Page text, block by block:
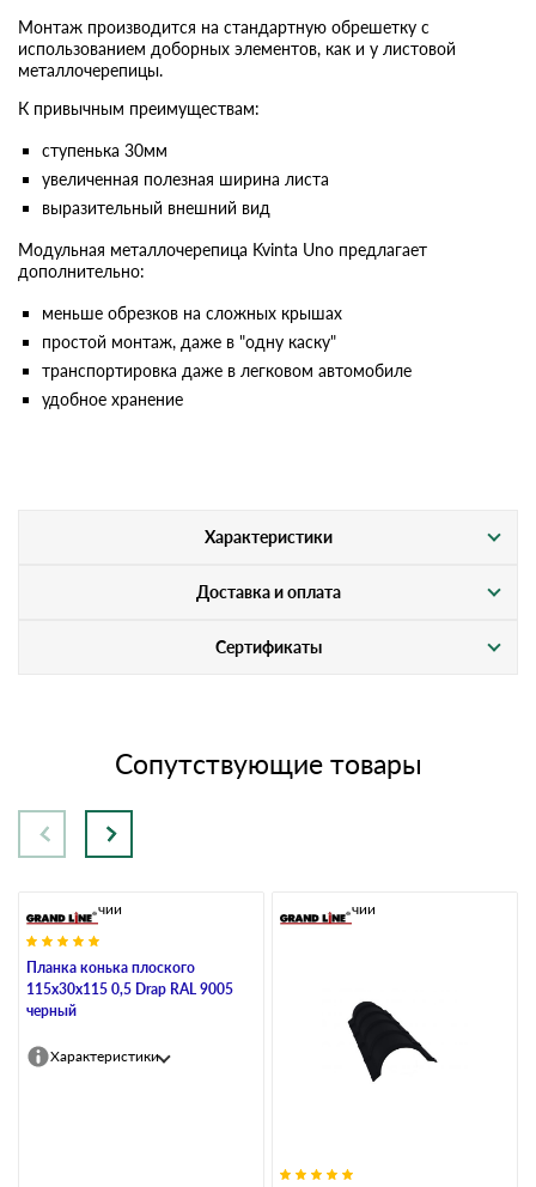
Монтаж производится на стандартную обрешетку с
использованием доборных элементов, как и у листовой
металлочерепицы.
К привычным преимуществам:
ступенька 30мм
увеличенная полезная ширина листа
выразительный внешний вид
Модульная металлочерепица Kvinta Uno предлагает
дополнительно:
меньше обрезков на сложных крышах
простой монтаж, даже в "одну каску"
транспортировка даже в легковом автомобиле
удобное хранение
Характеристики
Доставка и оплата
Сертификаты
Сопутствующие товары
Планка конька плоского
115х30х115 0,5 Drap RAL 9005
черный
В наличии
Характеристики
В наличии